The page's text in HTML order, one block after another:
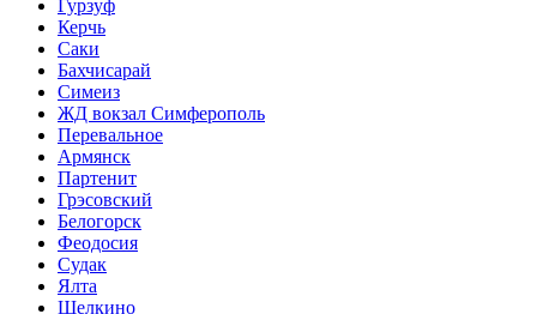
Гурзуф
Керчь
Саки
Бахчисарай
Симеиз
ЖД вокзал Симферополь
Перевальное
Армянск
Партенит
Грэсовский
Белогорск
Феодосия
Судак
Ялта
Щелкино